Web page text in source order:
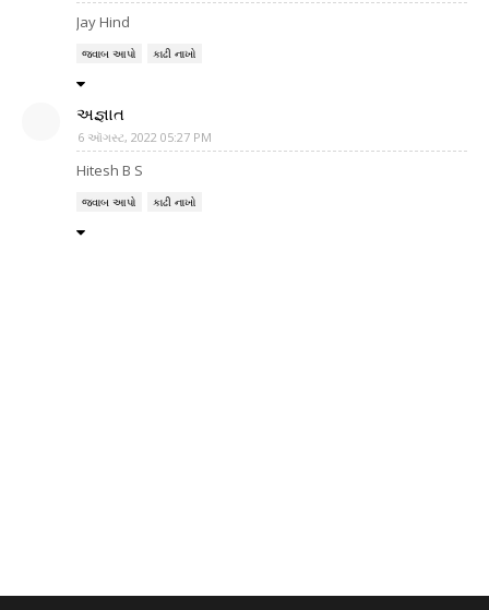
Jay Hind
જવાબ આપો કાઢી નાખો
અજ્ઞાત
6 ઑગસ્ટ, 2022 05:27 PM
Hitesh B S
જવાબ આપો કાઢી નાખો